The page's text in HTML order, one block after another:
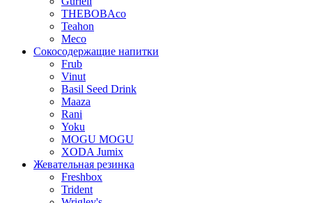
THEBOBAco
Teahon
Meco
Сокосодержащие напитки
Frub
Vinut
Basil Seed Drink
Maaza
Rani
Yoku
MOGU MOGU
XODA Jumix
Жевательная резинка
Freshbox
Trident